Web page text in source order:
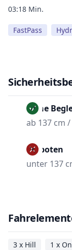
03:18 Min.
FastPass
Ohne
ab 137 cm
Verboten
unter 137
3 x Hill 1 x